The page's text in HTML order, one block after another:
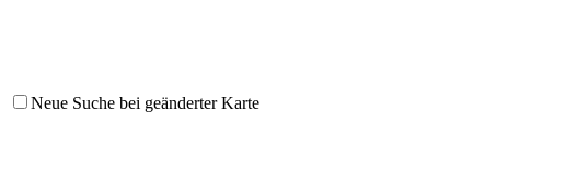
Neue Suche bei geänderter Karte